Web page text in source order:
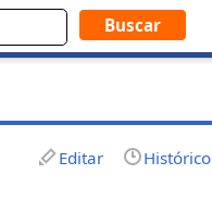
Editar Histórico